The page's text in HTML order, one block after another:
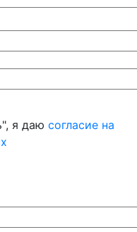
я даю согласие на